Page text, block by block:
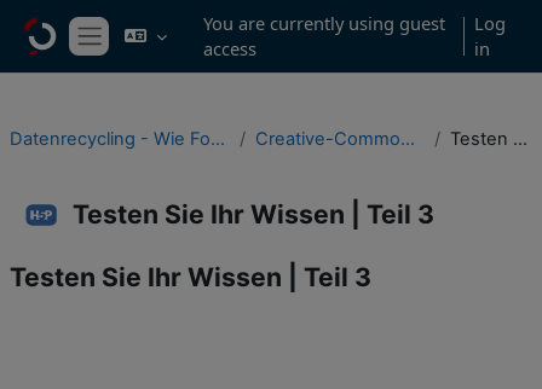
Side panel
You are currently using guest
access
Log
in
Datenrecycling - Wie Forschungsdaten nachgenutzt werden können Creative-Commons-Lizenzen verstehen leicht gemacht Testen Sie Ihr Wissen | Teil 3
Testen Sie Ihr Wissen | Teil 3
Testen Sie Ihr Wissen | Teil 3